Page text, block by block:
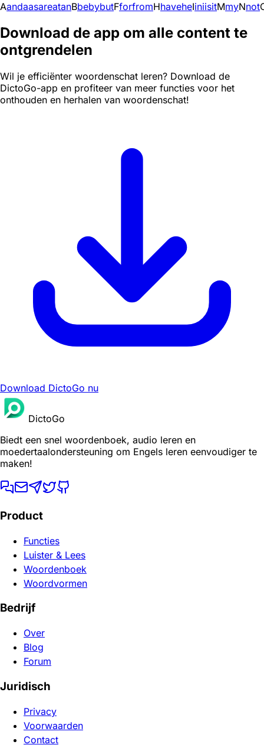
AandaasareatanBbebybutFforfromHhaveheIiniisitMmyNnot
Download de app om alle content te
ontgrendelen
Wil je efficiënter woordenschat leren? Download de
DictoGo-app en profiteer van meer functies voor het
onthouden en herhalen van woordenschat!
Download DictoGo nu
DictoGo
Biedt een snel woordenboek, audio leren en
moedertaalondersteuning om Engels leren eenvoudiger te
maken!
Product
Functies
Luister & Lees
Woordenboek
Woordvormen
Bedrijf
Over
Blog
Forum
Juridisch
Privacy
Voorwaarden
Contact